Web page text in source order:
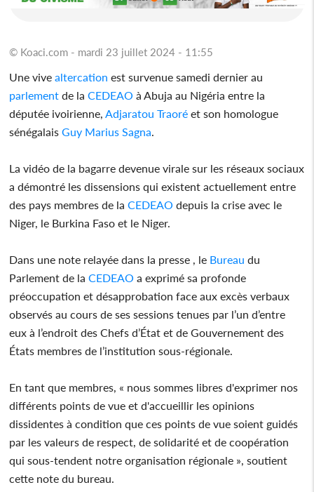
© Koaci.com - mardi 23 juillet 2024 - 11:55
Une vivealtercation est survenue samedi dernier au
parlement de laCEDEAO à Abuja au Nigéria entre la
députée ivoirienne,Adjaratou Traoré et son homologue
sénégalaisGuy Marius Sagna.
La vidéo de la bagarre devenue virale sur les réseaux sociaux
a démontré les dissensions qui existent actuellement entre
des pays membres de laCEDEAO depuis la crise avec le
Niger, le Burkina Faso et le Niger.
Dans une note relayée dans la presse , le Bureau du
Parlement de laCEDEAO a exprimé sa profonde
préoccupation et désapprobation face aux excès verbaux
observés au cours de ses sessions tenues par l’un d’entre
eux à l’endroit des Chefs d’État et de Gouvernement des
États membres de l’institution sous-régionale.
En tant que membres, « nous sommes libres d'exprimer nos
différents points de vue et d'accueillir les opinions
dissidentes à condition que ces points de vue soient guidés
par les valeurs de respect, de solidarité et de coopération
qui sous-tendent notre organisation régionale », soutient
cette note du bureau.